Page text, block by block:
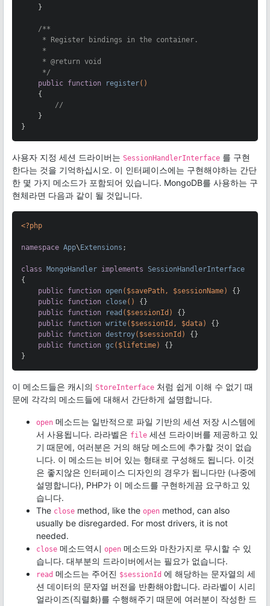
    }
/**
     * Register bindings in the container.
     *
     *
@return void
     */
public function register()
{
//
    }
}
사용자 지정 세션 드라이버는 SessionHandlerInterface 를 구현
한다는 것을 기억하십시오. 이 인터페이스에는 구현해야하는 간단
한 몇 가지 메소드가 포함되어 있습니다. MongoDB를 사용하는 구
현체라면 다음과 같이 될 것입니다.
<?php
namespace App\Extensions ;
class MongoHandler implements
SessionHandlerInterface
{
public function open($savePath, $sessionName)
{}
public function close()
{}
public function read ($sessionId)
{}
public function write($sessionId, $data)
{}
public function destroy($sessionId)
{}
public function gc($lifetime)
{}
}
이 메소드들은 캐시의 StoreInterface 처럼 쉽게 이해 수 없기 때
문에 각각의 메소드들에 대해서 간단하게 설명합니다.
open 메소드는 일반적으로 파일 기반의 세션 저장 시스템에
서 사용됩니다. 라라벨은 file 세션 드라이버를 제공하고 있
기 때문에, 여러분은 거의 해당 메소드에 추가할 것이 없습
니다. 이 메소드는 비어 있는 형태로 구성해도 됩니다. 이것
은 좋지않은 인터페이스 디자인의 경우가 됩니다만 (나중에
설명합니다), PHP가 이 메소드를 구현하게끔 요구하고 있
습니다.
The close method, like the open method, can also
usually be disregarded. For most drivers, it is not
needed.
close 메소드역시 open 메소드와 마찬가지로 무시할 수 있
습니다. 대부분의 드라이버에서는 필요가 없습니다.
read 메소드는 주어진 $sessionId 에 해당하는 문자열의 세
션 데이터의 문자열 버전을 반환해야합니다. 라라벨이 시리
얼라이즈(직렬화)를 수행해주기 때문에 여러분이 작성한 드